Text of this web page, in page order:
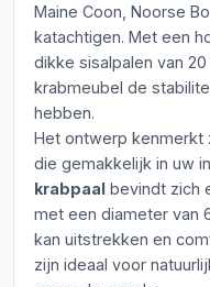
Maine Coon, Noorse
katachtigen. Met een
dikke sisalpalen van
krabmeubel de
hebben.
Het ontwerp kenmerkt
die gemakkelijk in uw
krabpaal bevindt zich
met een diameter van
kan uitstrekken en
zijn ideaal voor